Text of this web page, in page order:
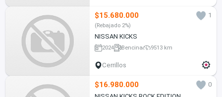
$15.680.000 1
(Rebajado 2%)
NISSAN KICKS
2024 Bencina 9513 km
Cerrillos
$16.980.000
0